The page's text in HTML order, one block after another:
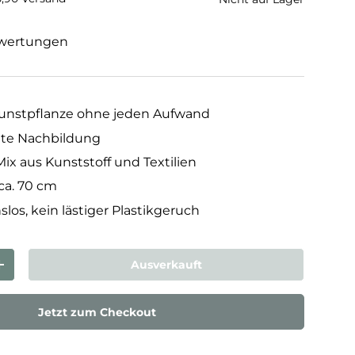
ohne jeden Aufwand
Nachbildung
aus Kunststoff und Textilien
70 cm
kein lästiger Plastikgeruch
erhöhen Ausverkauft
Jetzt zum Checkout